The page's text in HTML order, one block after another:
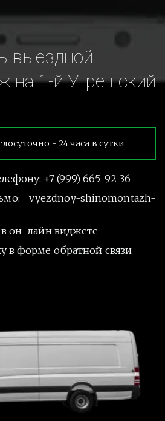
выездной
на 1-й Угрешский
- 24 часа в сутки
+7 (999) 665-92-36
vyezdnoy-shinomontazh-
в он-лайн виджете
в форме обратной связи